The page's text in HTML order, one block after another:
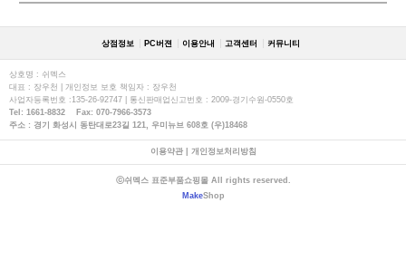
상점정보 PC버젼 이용안내 고객센터 커뮤니티
상호명 : 쉬멕스
대표 : 장우천 | 개인정보 보호 책임자 : 장우천
사업자등록번호 :135-26-92747 | 통신판매업신고번호 : 2009-경기수원-0550호
Tel: 1661-8832 Fax: 070-7966-3573
주소 : 경기 화성시 동탄대로23길 121, 우미뉴브 608호 (우)18468
이용약관| 개인정보처리방침
ⓒ쉬멕스 표준부품쇼핑몰 All rights reserved.
MakeShop